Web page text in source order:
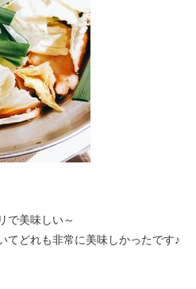
で美味しい～
てどれも非常に美味しかったです♪